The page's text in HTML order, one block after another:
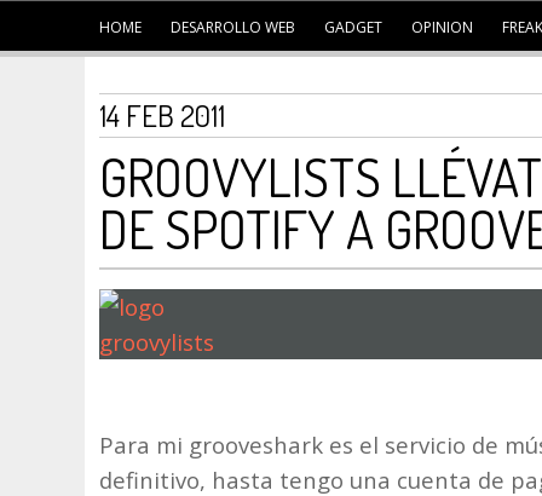
HOME DESARROLLO WEB GADGET OPINION
14 FEB 2011
GROOVYLISTS
DE SPOTIFY A
Para mi grooveshark es el servicio de
definitivo, hasta tengo una cuenta de